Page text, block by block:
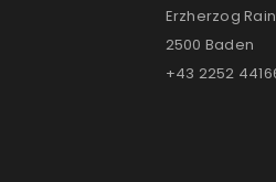
Erzherzog
2500 Baden
+43 2252